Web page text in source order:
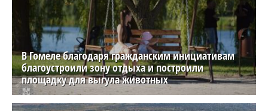
В Гомеле благодаря гражданским инициативам
благоустроили зону отдыха и построили
площадку для выгула животных